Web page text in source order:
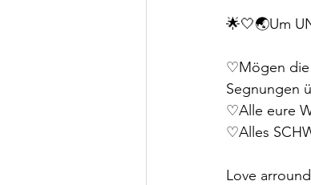
🌟🤍🌏Um
♡Mögen die
Segnungen
♡Alle eure
♡Alles
Love